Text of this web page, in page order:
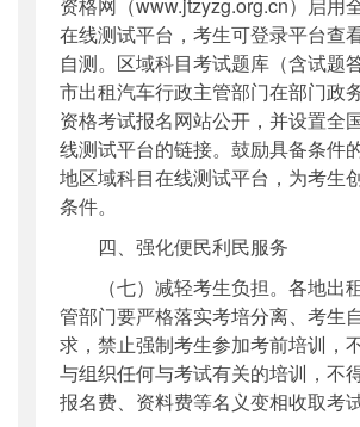
资格网（www.jtzyzg.org.cn）启用
在线测试平台，考生可登录平台查
自测。区域科目考试题库（含试题
市出租汽车行政主管部门在部门政
资格考试报名网站公开，并设置全
线测试平台的链接。鼓励具备条件
地区域科目在线测试平台，为考生
条件。
四、强化便民利民服务
（七）减轻考生负担。各地出
管部门要严格落实考培分离、考生
求，禁止强制考生参加考前培训，
与组织任何与考试有关的培训，不
报名费、资料费等名义变相收取考试